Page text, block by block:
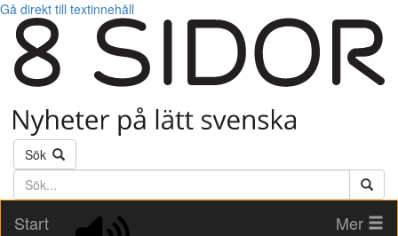
Gå direkt till textinnehåll
Sök
Söktext
Start
Mer